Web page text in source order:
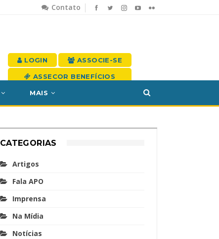
Contato
LOGIN ASSOCIE-SE
ASSECOR BENEFÍCIOS
MAIS
CATEGORIAS
Artigos
Fala APO
Imprensa
Na Mídia
Notícias